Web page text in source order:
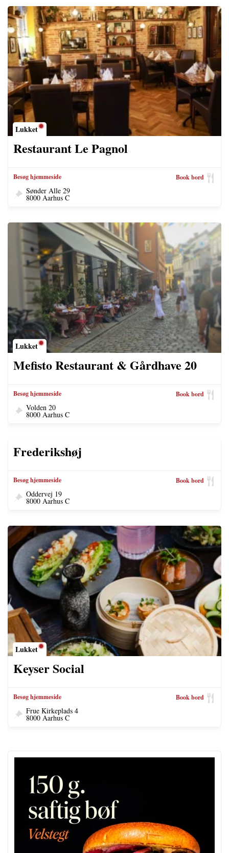
Lukket
Restaurant Le Pagnol
Besøg hjemmeside Book bord
Sønder Alle 29
8000 Aarhus C
Lukket
Mefisto Restaurant & Gårdhave 20
Besøg hjemmeside Book bord
Volden 20
8000 Aarhus C
Frederikshøj
Besøg hjemmeside Book bord
Oddervej 19
8000 Aarhus C
Lukket
Keyser Social
Besøg hjemmeside Book bord
Frue Kirkeplads 4
8000 Aarhus C